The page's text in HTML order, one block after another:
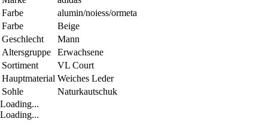
Farbe
alumin/noiess/ormeta
Farbe
Beige
Geschlecht
Mann
Altersgruppe
Erwachsene
Sortiment
VL Court
Hauptmaterial Weiches Leder
Sohle
Naturkautschuk
Loading...
Loading...